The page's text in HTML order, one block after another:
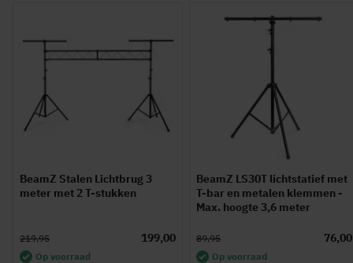
BeamZ Stalen Lichtbrug 3
meter met 2 T-stukken
199,00
219,95
Op voorraad
BeamZ LS30T lichtstatief met
T-bar en metalen klemmen -
Max. hoogte 3,6 meter
76,00
89,95
Op voorraad